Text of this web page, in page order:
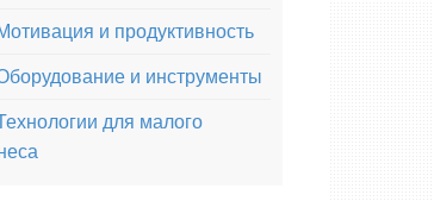
и продуктивность
и инструменты
для малого